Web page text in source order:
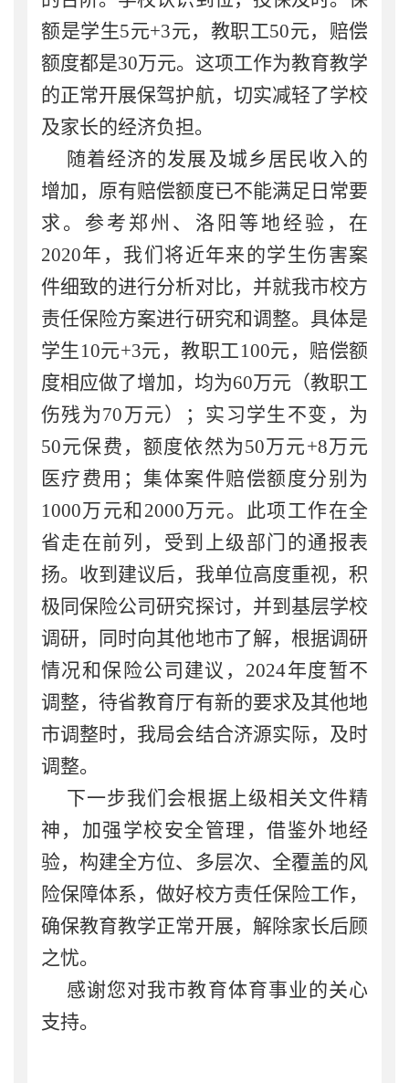
额是学生5元+3元，教职工50元，赔偿
额度都是30万元。这项工作为教育教学
的正常开展保驾护航，切实减轻了学校
及家长的经济负担。
随着经济的发展及城乡居民收入的
增加，原有赔偿额度已不能满足日常要
求。参考郑州、洛阳等地经验，在
2020年，我们将近年来的学生伤害案
件细致的进行分析对比，并就我市校方
责任保险方案进行研究和调整。具体是
学生 10元+3元，教职工100元，赔偿额
度相应做了增加，均为60万元（教职工
伤残为70万元）；实习学生不变，为
50元保费，额度依然为50万元+8万元
医疗费用；集体案件赔偿额度分别为
1000万元和 2000万元。此项工作在全
省走在前列，受到上级部门的通报表
扬。收到建议后，我单位高度重视，积
极同保险公司研究探讨，并到基层学校
调研，同时向其他地市了解，根据调研
情况和保险公司建议， 2024年度暂不
调整，待省教育厅有新的要求及其他地
市调整时，我局会结合济源实际，及时
调整。
下一步我们会根据上级相关文件精
神，加强学校安全管理，借鉴外地经
验，构建全方位、多层次、全覆盖的风
险保障体系，做好校方责任保险工作，
确保教育教学正常开展，解除家长后顾
之忧。
感谢您对我市教育体育事业的关心
支持。